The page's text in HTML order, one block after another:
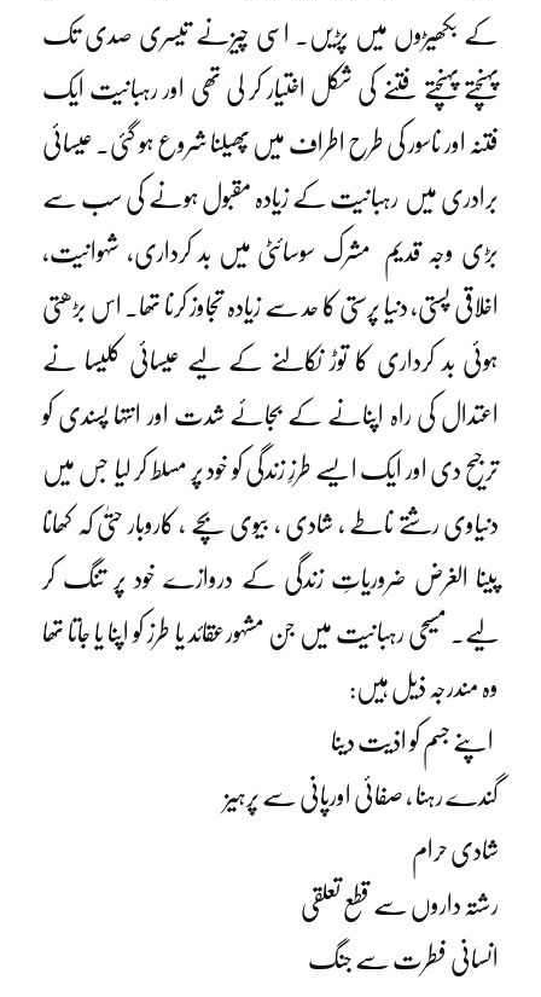
کے بکھیڑوں میں پڑیں۔ اسی چیزنے تیسری صدی تک
پہنچتے پہنچتے فتنے کی شکل اختیار کر لی تھی اور رہبانیت ایک
فتنہ اور ناسور کی طرح اطراف میں پھیلنا شروع ہو گئی۔ عیسائی
برادری میں رہبانیت کے زیادہ مقبول ہونے کی سب سے
بڑی وجہ قدیم مشرک سوسائٹی میں بد کرداری، شہوانیت،
اخلاقی پستی، دنیا پرستی کا حد سے زیادہ تجاوز کرنا تھا۔ اس بڑھتی
ہوئی بد کرداری کا توڑ نکالنے کے لیے عیسائی کلیسا نے
اعتدال کی راہ اپنانے کے بجائے شدت اور انتہا پسندی کو
ترجیح دی اور ایک ایسے طرزِ زندگی کو خود پر مسلط کر لیا جس میں
دنیاوی رشتے ناطے ، شادی ، بیوی بچے ، کاروبار حتیٰ کہ کھانا
پینا الغرض ضروریاتِ زندگی کے دروازے خود پر تنگ کر
لیے۔ مسیحی رہبانیت میں جن مشہورعقائد یا طرز کو اپنا یا جاتا تھا
وہ مندرجہ ذیل ہیں:
اپنے جسم کو اذیت دینا
گندے رہنا ، صفائی اورپانی سے پرہیز
شادی حرام
رشتہ داروں سے قطع تعلقی
انسانی فطرت سے جنگ